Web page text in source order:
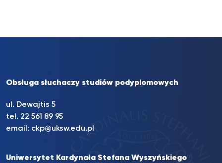
Obsługa słuchaczy studiów podyplomowych
ul. Dewajtis 5
tel. 22 561 89 95
email: ckp@uksw.edu.pl
Uniwersytet Kardynała Stefana Wyszyńskiego